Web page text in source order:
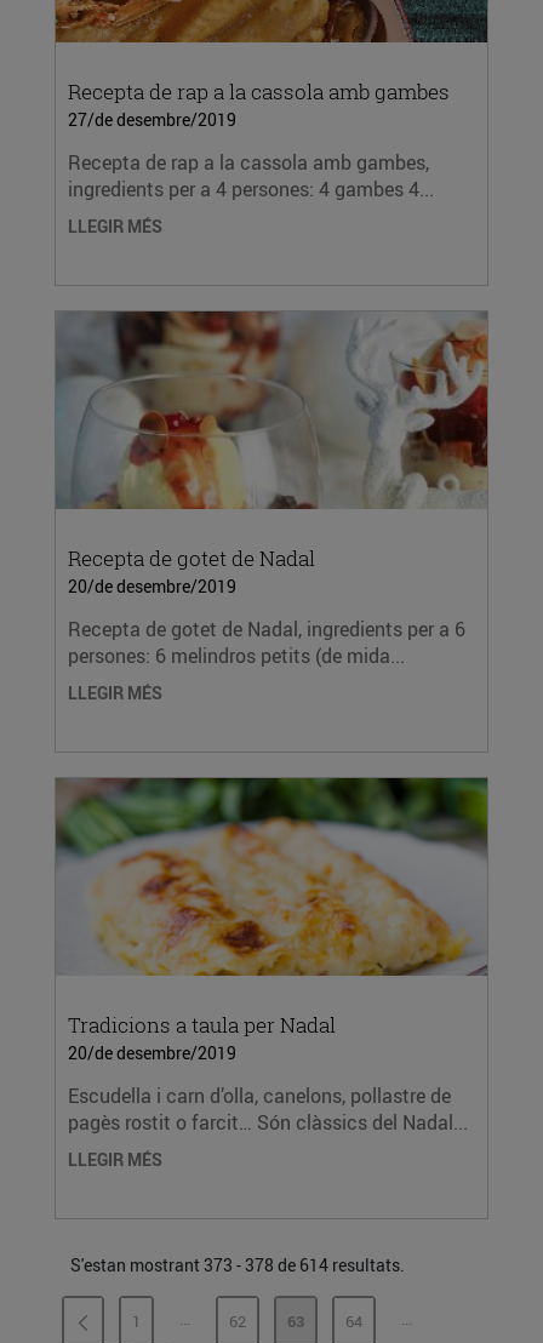
Recepta de rap a la cassola amb gambes
27/de desembre/2019
Recepta de rap a la cassola amb gambes,
ingredients per a 4 persones: 4 gambes 4...
LLEGIR MÉS
Recepta de gotet de Nadal
20/de desembre/2019
Recepta de gotet de Nadal, ingredients per a 6
persones: 6 melindros petits (de mida...
LLEGIR MÉS
Tradicions a taula per Nadal
20/de desembre/2019
Escudella i carn d’olla, canelons, pollastre de
pagès rostit o farcit… Són clàssics del Nadal...
LLEGIR MÉS
S'estan mostrant 373 - 378 de 614 resultats.
PÀGINA
1 ...PÀGINES INTERMÈDIES
PÀGINA
62 PÀGINA
63 PÀGINA
64 ...PÀGINES